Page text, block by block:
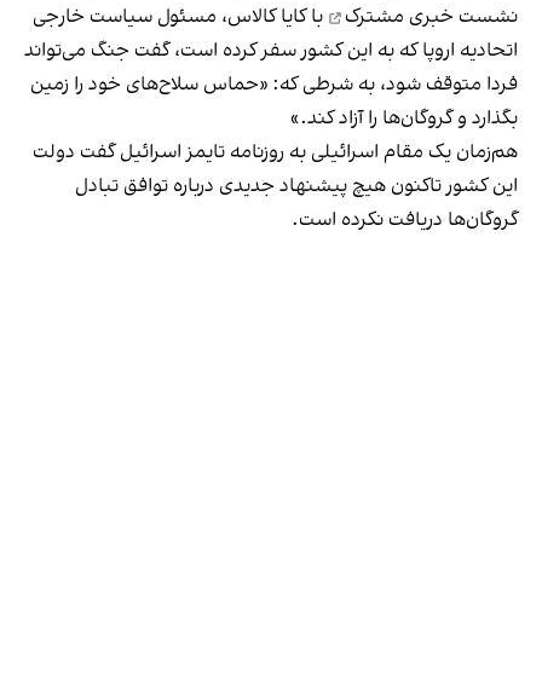
نشست خبری مشترک
با کایا کالاس، مسئول سیاست خارجی
اتحادیه اروپا که به این کشور سفر کرده است، گفت جنگ می‌تواند
فردا متوقف شود، به شرطی که: «حماس سلاح‌های خود را زمین
بگذارد و گروگان‌ها را آزاد کند.»
هم‌زمان یک مقام اسرائیلی به روزنامه تایمز اسرائیل گفت دولت
این کشور تاکنون هیچ پیشنهاد جدیدی درباره توافق تبادل
گروگان‌ها دریافت نکرده است.